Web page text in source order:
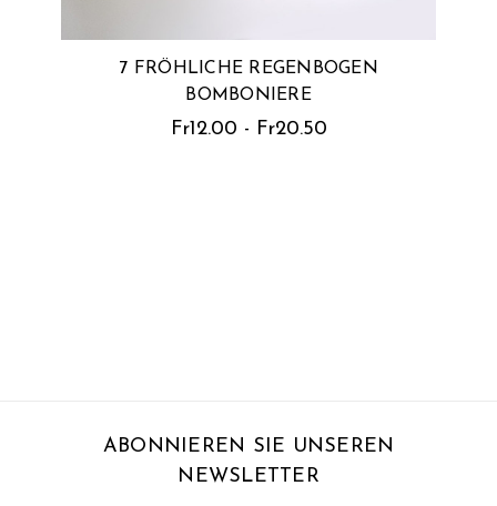
7 FRÖHLICHE REGENBOGEN
BOMBONIERE
Fr12.00 - Fr20.50
ABONNIEREN SIE UNSEREN
NEWSLETTER